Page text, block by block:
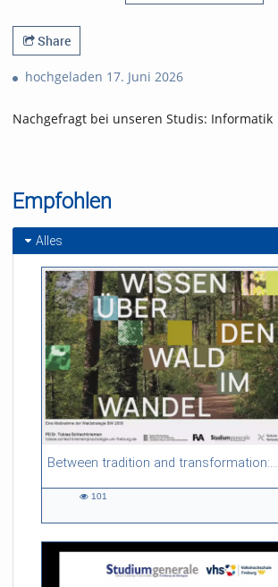
Share
hochgeladen 17. Juni 2026
Nachgefragt bei unseren Studis: Informatik
Empfohlen
Alles
Between tradition and transformation: how owners, advisers and institutions co-create knowledge for resilient forests in Europe
54:13 duration
101